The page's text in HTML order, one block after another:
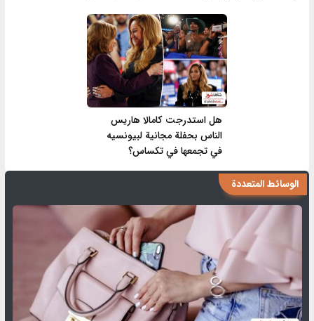
هل استدرجت كامالا هاريس
الناس بحفلة مجانية لبيونسيه
في تجمعها في تكساس؟
الوسائط المتعددة